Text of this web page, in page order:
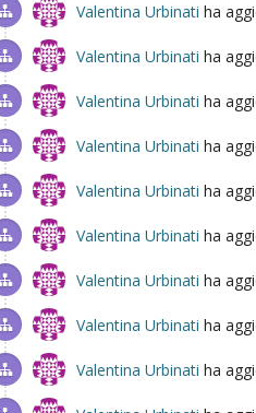
Valentina Urbinati ha
Valentina Urbinati ha
Valentina Urbinati ha
Valentina Urbinati ha
Valentina Urbinati ha
Valentina Urbinati ha
Valentina Urbinati ha
Valentina Urbinati ha
Valentina Urbinati ha